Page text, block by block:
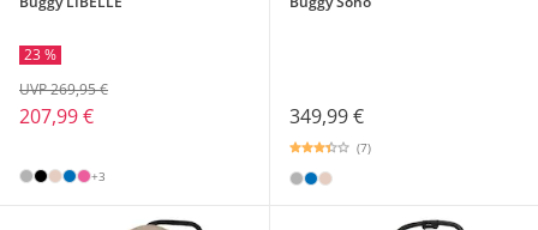
23 %
207,99 €
UVP 269,95 €
+3
349,99 €
(7)